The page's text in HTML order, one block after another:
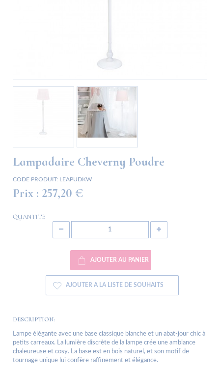
Lampadaire Cheverny Poudre
CODE PRODUIT: LEAPUDKW
Prix : 257,20 €
QUANTITÉ
AJOUTER AU PANIER
AJOUTER A LA LISTE DE SOUHAITS
DESCRIPTION:
Lampe élégante avec une base classique blanche et un abat-jour chic à
petits carreaux. La lumière discrète de la lampe crée une ambiance
chaleureuse et cosy. La base est en bois naturel, et son motif de
tournage unique lui confère raffinement et élégance.